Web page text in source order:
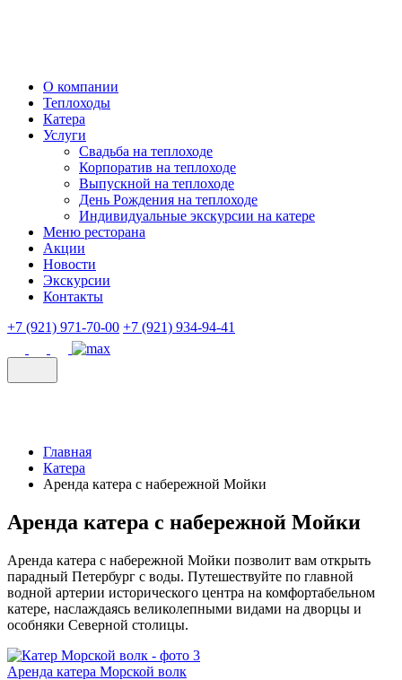
О компании
Теплоходы
Катера
Услуги
Свадьба на теплоходе
Корпоратив на теплоходе
Выпускной на теплоходе
День Рождения на теплоходе
Индивидуальные экскурсии на катере
Меню ресторана
Акции
Новости
Экскурсии
Контакты
+7 (921) 971-70-00 +7 (921) 934-94-41
Главная
Катера
Аренда катера с набережной Мойки
Аренда катера с набережной Мойки
Аренда катера с набережной Мойки позволит вам открыть
парадный Петербург с воды. Путешествуйте по главной
водной артерии исторического центра на комфортабельном
катере, наслаждаясь великолепными видами на дворцы и
особняки Северной столицы.
Аренда катера Морской волк